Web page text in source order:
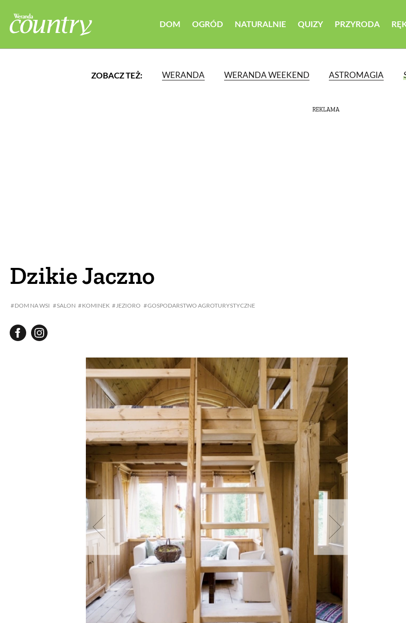
DOM OGRÓD NATURALNIE QUIZY PRZYRODA
ZOBACZ TEŻ: WERANDA WERANDA WEEKEND ASTROMAGIA
REKLAMA
Dzikie Jaczno
DOM NA WSI SALON KOMINEK JEZIORO GOSPODARSTWO AGROTURYSTYCZNE
PROJEKTOWANIE OGRODU
ZWYCZAJE ZRÓB TO SAM PRZEPISY ŚNIADANIA
DANIA GŁÓWNE CIASTA I DESERY DODATKI